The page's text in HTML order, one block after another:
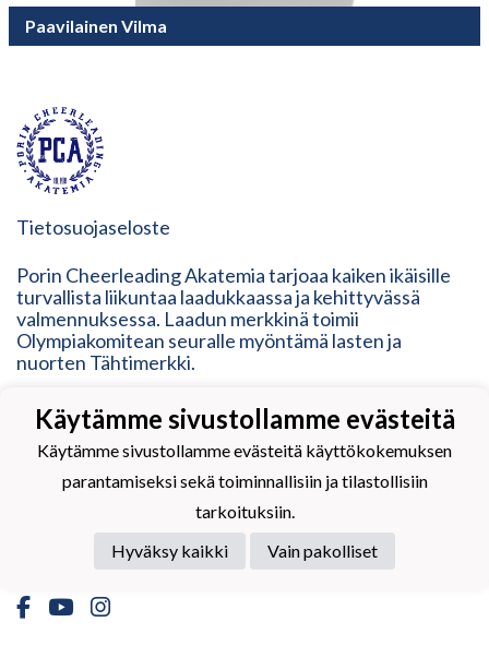
Paavilainen Vilma
Tietosuojaseloste
Porin Cheerleading Akatemia tarjoaa kaiken ikäisille
turvallista liikuntaa laadukkaassa ja kehittyvässä
valmennuksessa. Laadun merkkinä toimii
Olympiakomitean seuralle myöntämä lasten ja
nuorten Tähtimerkki.
Tähtiseura on Olympiakomitean, lajiliittojen ja
liikunnan aluejärjestöjen seurojen laatuohjelma.
Tähtimerkki on lupaus laadusta nykyisille ja uusille
seuran jäsenille sekä heidän lähipiirilleen ja tukijoille.
Tähtimerkki on osoitus modernista, ketterästä,
vastuullisesta ja inhimillisestä toimintatavasta. Se
vastaa erilaisten liikkujien tarpeisiin, mutta myös
kehittyy heidän mukanaan.
Käytämme sivustollamme evästeitä
Käytämme sivustollamme evästeitä käyttökokemuksen
parantamiseksi sekä toiminnallisiin ja tilastollisiin
tarkoituksiin.
Hyväksy kaikki
Vain pakolliset